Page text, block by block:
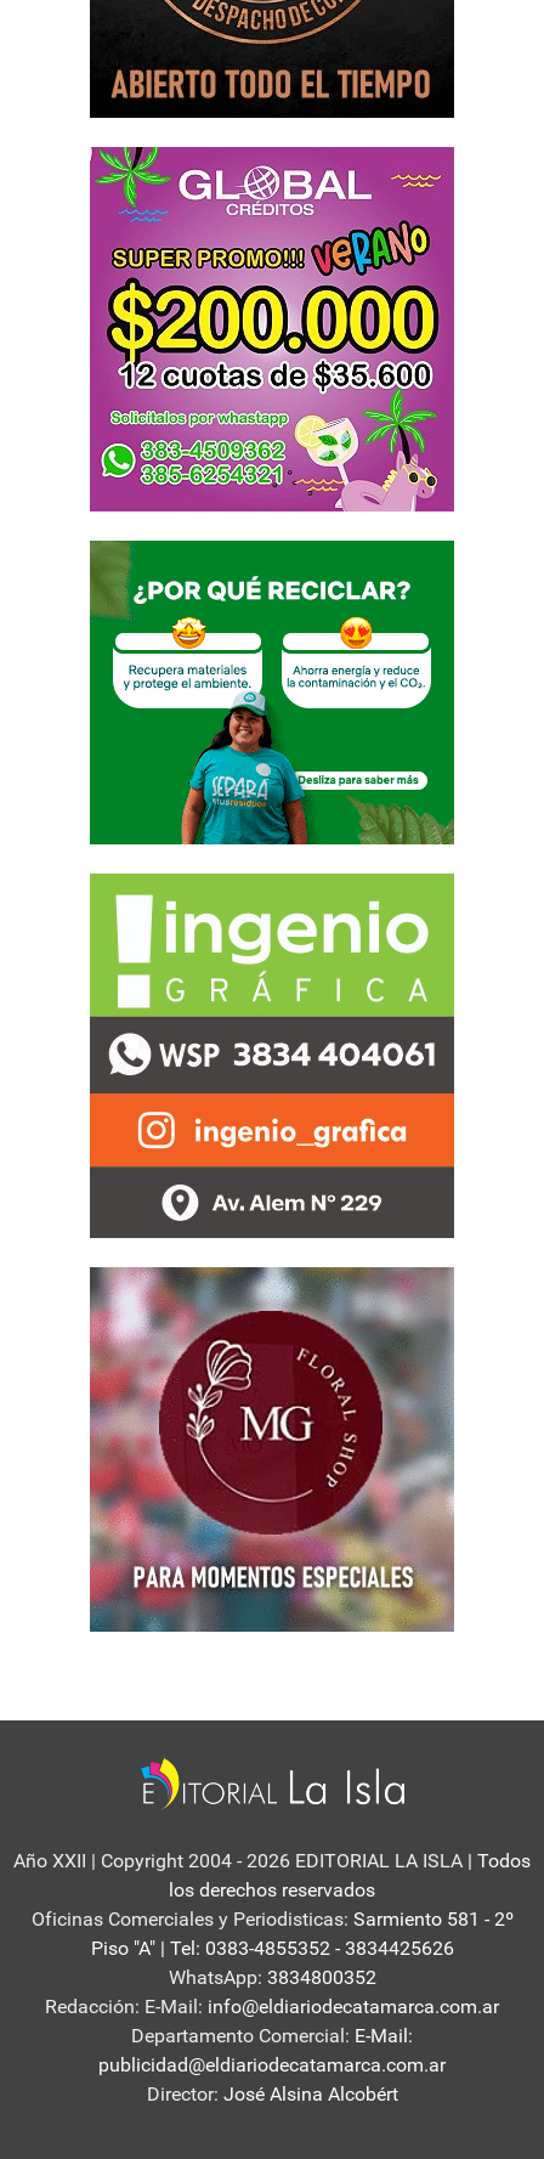
Año XXII | Copyright 2004 - 2026 EDITORIAL LA ISLA | Todos
los derechos reservados
Oficinas Comerciales y Periodisticas: Sarmiento 581 - 2º
Piso "A" | Tel: 0383-4855352 - 3834425626
WhatsApp: 3834800352
Redacción: E-Mail: info@eldiariodecatamarca.com.ar
Departamento Comercial: E-Mail:
publicidad@eldiariodecatamarca.com.ar
Director: José Alsina Alcobért